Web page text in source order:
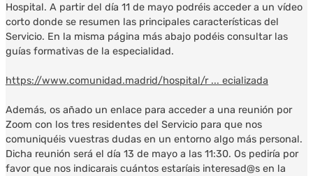
Hospital. A partir del día 11 de mayo podréis acceder a un vídeo
corto donde se resumen las principales características del
Servicio. En la misma página más abajo podéis consultar las
guías formativas de la especialidad.
https://www.comunidad.madrid/hospital/r ... ecializada
Además, os añado un enlace para acceder a una reunión por
Zoom con los tres residentes del Servicio para que nos
comuniquéis vuestras dudas en un entorno algo más personal.
Dicha reunión será el día 13 de mayo a las 11:30. Os pediría por
favor que nos indicarais cuántos estaríais interesad@s en la